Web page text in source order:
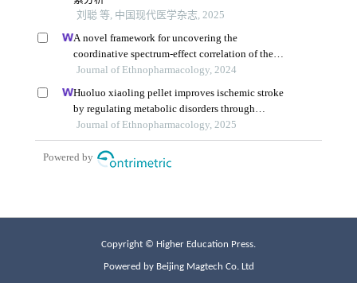
Copyright © Higher Education Press.
Powered by Beijing Magtech Co. Ltd